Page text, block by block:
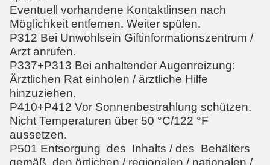
Eventuell vorhandene Kontaktlinsen nach
Möglichkeit entfernen. Weiter spülen.
P312 Bei Unwohlsein Giftinformationszentrum /
Arzt anrufen.
P337+P313 Bei anhaltender Augenreizung:
Ärztlichen Rat einholen / ärztliche Hilfe
hinzuziehen.
P410+P412 Vor Sonnenbestrahlung schützen.
Nicht Temperaturen über 50 °C/122 °F
aussetzen.
P501 Entsorgung des Inhalts / des Behälters
gemäß den örtlichen / regionalen / nationalen /